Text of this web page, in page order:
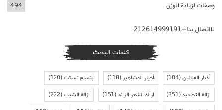
وصفات لزيادة الوزن 494
للاتصال بنا+212614999191
كلمات البحث
أخبار الفنانين(104) أخبار المشاهير(118) ابتسام تسكت(120)
ازالة التجاعيد(351) ازالة الشعر الزائد(151) ازالة الشيب(222)